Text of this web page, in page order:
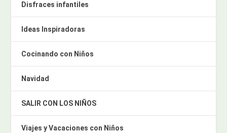
Disfraces infantiles
Ideas Inspiradoras
Cocinando con Niños
Navidad
SALIR CON LOS NIÑOS
Viajes y Vacaciones con Niños